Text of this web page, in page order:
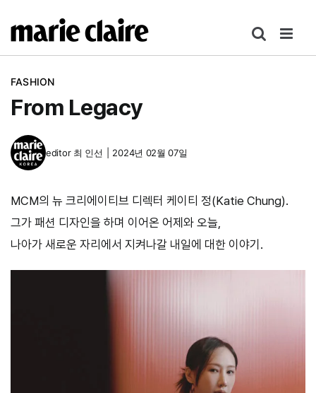
텐
FASHION
From Legacy
editor 최 인선 2024년 02월 07일
MCM의 뉴 크리에이티브 디렉터 케이티 정(Katie Chung).
그가 패션 디자인을 하며 이어온 어제와 오늘,
나아가 새로운 자리에서 지켜나갈 내일에 대한 이야기.